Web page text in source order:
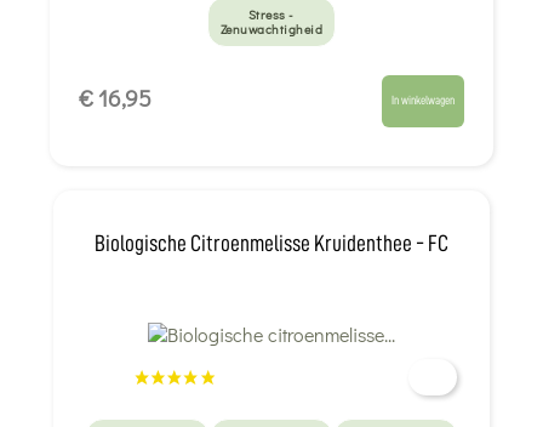
Stress -
Zenuwachtigheid
€ 16,95 In winkelwagen
Biologische Citroenmelisse Kruidenthee - FC